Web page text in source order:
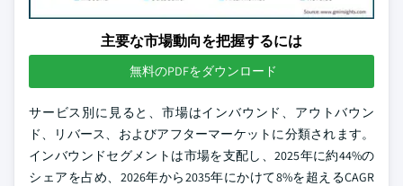
主要な市場動向を把握するには
無料のPDFをダウンロード
サービス別に見ると、市場はインバウンド、アウトバウン
ド、リバース、およびアフターマーケットに分類されます。
インバウンドセグメントは市場を支配し、2025年に約44%の
シェアを占め、2026年から2035年にかけて8%を超えるCAGR